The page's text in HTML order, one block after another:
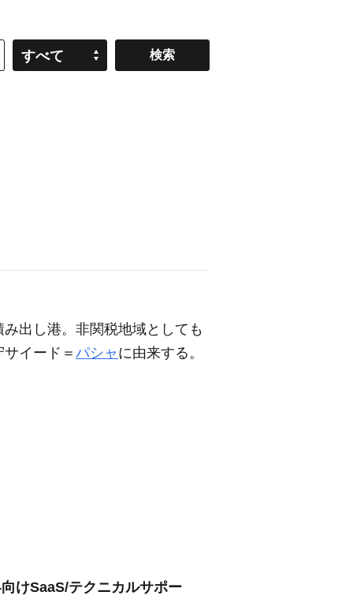
すべて
み出し港。非関税地域としても
イード＝パシャ に由来する。
けSaaS/テクニカルサポー